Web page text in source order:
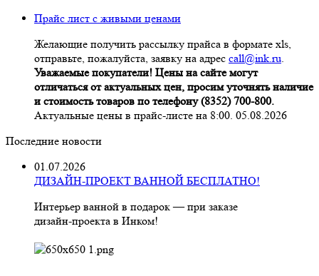
Прайс лист с живыми ценами
Желающие получить рассылку прайса в формате xls,
отправьте, пожалуйста, заявку на адрес call@ink.ru.
Уважаемые покупатели! Цены на сайте могут
отличаться от актуальных цен, просим уточнять наличие
и стоимость товаров по телефону (8352) 700-800.
Актуальные цены в прайс-листе на 8:00. 05.08.2026
Последние новости
01.07.2026
ДИЗАЙН-ПРОЕКТ ВАННОЙ БЕСПЛАТНО!
Интерьер ванной в подарок — при заказе
дизайн‑проекта в Инком!